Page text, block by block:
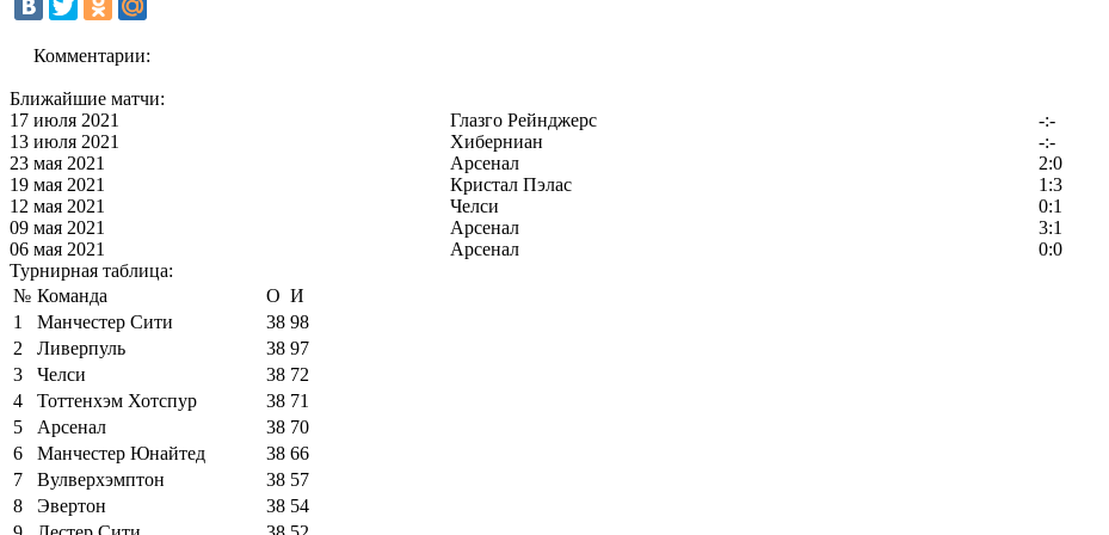
Комментарии:
Ближайшие матчи:
17 июля 2021
Глазго Рейнджерс -:-
13 июля 2021
Хиберниан -:-
23 мая 2021
Арсенал 2:0
19 мая 2021
Кристал Пэлас 1:3
12 мая 2021
Челси 0:1
09 мая 2021
Арсенал 3:1
06 мая 2021
Арсенал 0:0
Турнирная таблица:
№ Команда О И
1
Манчестер Сити 38 98
2
Ливерпуль 38 97
3
Челси 38 72
4
Тоттенхэм Хотспур 38 71
5
Арсенал 38 70
6
Манчестер Юнайтед 38 66
7
Вулверхэмптон 38 57
8
Эвертон 38 54